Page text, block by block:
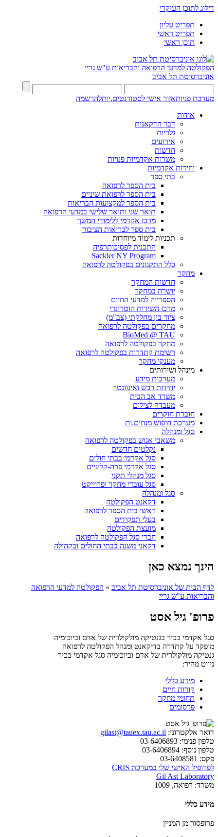
דילוג לתוכן העיקרי
תפריט עליון
תפריט ראשי
תוכן ראשי
הפקולטה למדעי הרפואה והבריאות ע"ש גריי
אוניברסיטת תל אביב
מערכת פניותאזור אישי לסטודנטים.יותלהרשמה
אודות
דבר הדקאנית
גלריות
אירועים
חדשות
משרות אקדמיות פנויות
יחידות אקדמיות
בתי ספר
בית הספר לרפואה
בית הספר לרפואת שיניים
בית הספר למקצועות הבריאות
תואר שני ותואר שלישי במדעי הרפואה
מרכז אקדמי ללימודי המשך
בית ספר לבריאות הציבור
תכניות לימוד מיוחדות
התכנית לפסיכותרפיה
Sackler NY Program
כלל התקנונים בפקולטה לרפואה
מחקר
חדשות המחקר
יושרה במחקר
הספרייה למדעי החיים
מרכז השירות הוטרינרי
ציוד בין מחלקתי (צב"מ)
מחקרים בפקולטה לרפואה
BioMed @ TAU
מחקר בפקולטה לרפואה
רשימת קתדרות בפקולטה לרפואה
מענקי מחקר
מינהל ושירותים
מערכות מידע
יחידות רכש ואינוונטר
משרד אב הבית
מעבדה לצילום
חוברת חוקרים
מערכת חיפוש מנחים.ות
סגל ומנהלה
משאבי אנוש בפקולטה לרפואה
נקלטים חדשים
סגל אקדמי בבתי חולים
סגל אקדמי פרה-קליניים
סגל מנהלי תקני
סגל עובדי מחקר ופרוייקט
סגל ומנהלה
דקאנט הפקולטה
ראשי בית הספר לרפואה
בעלי תפקידים
מועצת הפקולטה
חברי סגל הפקולטה לרפואה
דקאני משנה בבתי החולים ובקהילה
הינך נמצא כאן
לדף הבית של אוניברסיטת תל אביב » הפקולטה למדעי הרפואה
והבריאות ע"ש גריי
פרופ' גיל אסט
סגל אקדמי בכיר בגנטיקה מולקולרית של אדם וביוכימיה
מופקד על קתדרה בדיקאנט ומנהל הפקולטה לרפואה
גנטיקה מולקולרית של אדם וביוכימיה סגל אקדמי בכיר
ניווט מהיר:
מידע כללי
קורות חיים
תחומי מחקר
פרסומים
דואר אלקטרוני: gilast@tauex.tau.ac.il
טלפון פנימי:
טלפון נוסף:
פקס:
לפרופיל האישי שלי במערכת CRIS
Gil Ast Laboratory
משרד: רפואה, 1009
מידע כללי
פרופסור מן המניין